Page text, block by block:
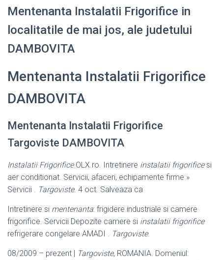
Mentenanta Instalatii Frigorifice in
localitatile de mai jos, ale judetului
DAMBOVITA
Mentenanta Instalatii Frigorifice
DAMBOVITA
Mentenanta Instalatii Frigorifice
Targoviste DAMBOVITA
Instalatii FrigorificeOLX.ro. Intretinere instalatii frigorificesi
aer conditionat. Servicii, afaceri, echipamente firme »
Servicii . Targoviste. 4 oct. Salveaza ca
Intretinere si mentenanta: frigidere industriale si camere
frigorifice. Servicii Depozite camere si instalatii frigorifice
refrigerare congelare AMADI . Targoviste.
08/2009 – prezent | Targoviste, ROMANIA. Domeniul: